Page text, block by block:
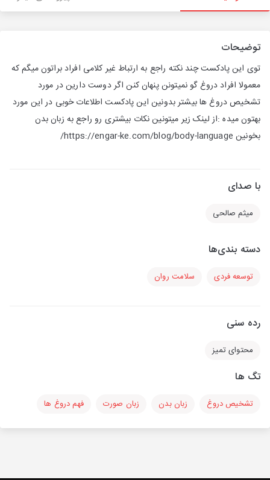
توضیحات
توی این پادکست چند نکته راجع به ارتباط غیر کلامی افراد براتون میگم که
معمولا افراد دروغ گو نمیتونن پنهان کنن اگر دوست دارین در مورد
تشخیص دروغ ها بیشتر بدونین این پادکست اطلاعات خوبی در این مورد
بهتون میده :از لینک زیر میتونین نکات بیشتری رو راجع به زبان بدن
بخونین https://engar-ke.com/blog/body-language/
با صدای
میثم صالحی
دسته بندی‌ها
توسعه فردی سلامت روان
رده سنی
محتوای تمیز
تگ ها
تشخیص دروغ زبان بدن زبان صورت فهم دروغ ها